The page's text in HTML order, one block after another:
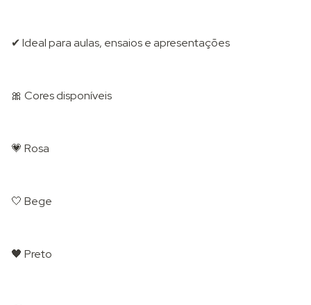
✔ Ideal para aulas, ensaios e apresentações
🎀 Cores disponíveis
💗 Rosa
🤍 Bege
🖤 Preto